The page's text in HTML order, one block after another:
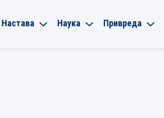
Настава Наука Привреда